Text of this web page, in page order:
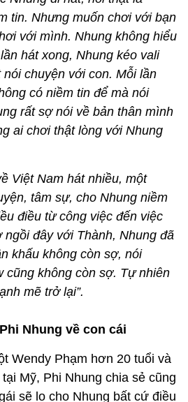
tin. Nhưng muốn chơi với bạn
với mình. Nhung không hiểu
hát xong, Nhung kéo vali
chuyện với con. Mỗi lần
có niềm tin để mà nói
rất sợ nói về bản thân mình
ai chơi thật lòng với Nhung
Việt Nam hát nhiều, một
tâm sự, cho Nhung niềm
điều từ công việc đến việc
ngồi đây với Thành, Nhung đã
khấu không còn sợ, nói
cũng không còn sợ. Tự nhiên
mẽ trở lại”.
Nhung về con cái
Wendy Phạm hơn 20 tuổi và
Mỹ, Phi Nhung chia sẻ cũng
sẽ lo cho Nhung bất cứ điều